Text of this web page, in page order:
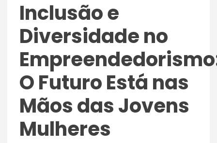
Inclusão e
Diversidade no
O Futuro Está nas
Mãos das Jovens
Mulheres